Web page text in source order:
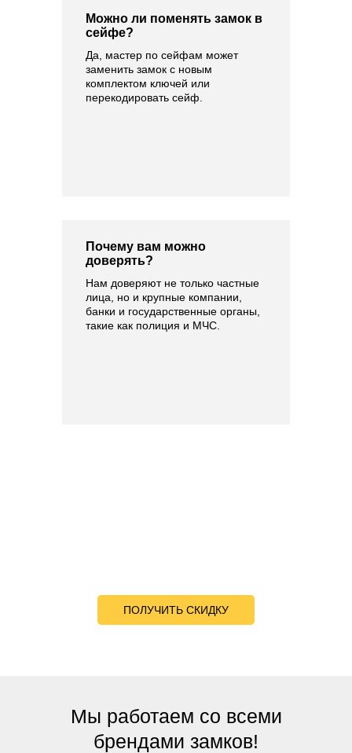
Можно ли поменять замок в
сейфе?
Да, мастер по сейфам может
заменить замок с новым
комплектом ключей или
перекодировать сейф.
Почему вам можно
доверять?
Нам доверяют не только частные
лица, но и крупные компании,
банки и государственные органы,
такие как полиция и МЧС.
ПОЛУЧИТЬ СКИДКУ
Мы работаем со всеми
брендами замков!